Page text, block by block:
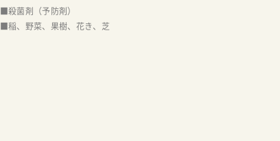
■殺菌剤（予防剤）
■稲、野菜、果樹、花き、芝